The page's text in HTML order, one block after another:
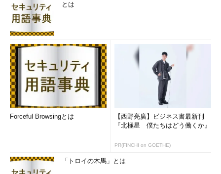
とは
Forceful Browsingとは
【西野亮廣】ビジネス書最新刊
『北極星 僕たちはどう働くか』
PR(FINCHI on GOETHE)
「トロイの木馬」とは